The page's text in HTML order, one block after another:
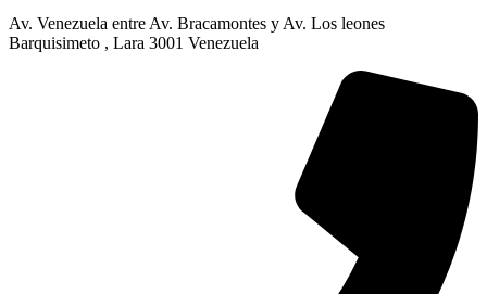
Av. Venezuela entre Av. Bracamontes y Av. Los leones
Barquisimeto , Lara 3001 Venezuela